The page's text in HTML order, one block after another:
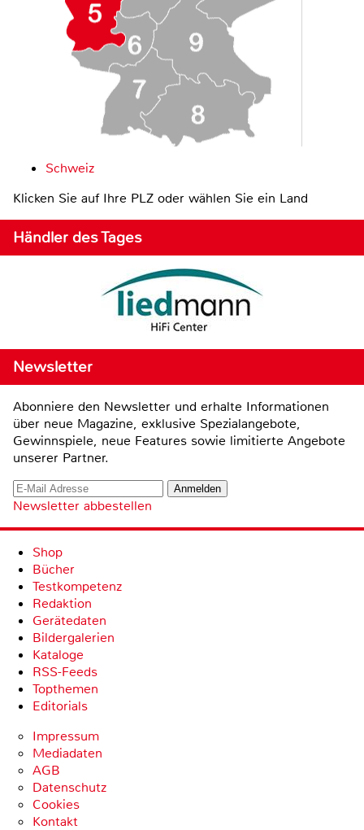
Schweiz
Klicken Sie auf Ihre PLZ oder wählen Sie ein Land
Händler des Tages
Newsletter
Abonniere den Newsletter und erhalte Informationen
über neue Magazine, exklusive Spezialangebote,
Gewinnspiele, neue Features sowie limitierte Angebote
unserer Partner.
Newsletter abbestellen
Shop
Bücher
Testkompetenz
Redaktion
Gerätedaten
Bildergalerien
Kataloge
RSS-Feeds
Topthemen
Editorials
Impressum
Mediadaten
AGB
Datenschutz
Cookies
Kontakt